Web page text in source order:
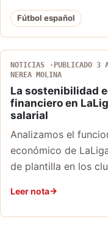
Fútbol español
NOTICIAS PUBLICADO 3
NEREA MOLINA
La sostenibilidad
financiero en
salarial
Analizamos el
económico de
de plantilla en los
Leer nota